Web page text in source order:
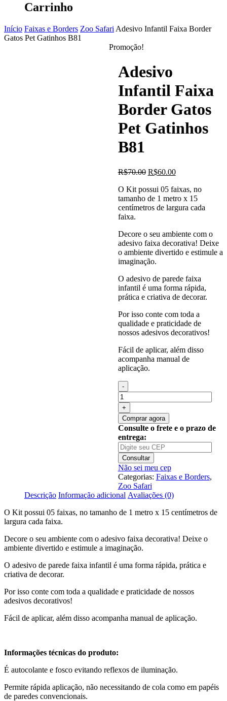
Carrinho
Início Faixas e Borders Zoo Safari Adesivo Infantil Faixa Border
Gatos Pet Gatinhos B81
Promoção!
Adesivo
Infantil Faixa
Border Gatos
Pet Gatinhos
B81
R$70.00 O
original
era:
R$70.00.
R$60.00O
atual
é:
R$60.00.
O Kit possui 05 faixas, no
tamanho de 1 metro x 15
centímetros de largura cada
faixa.
Decore o seu ambiente com o
adesivo faixa decorativa! Deixe
o ambiente divertido e estimule a
imaginação.
O adesivo de parede faixa
infantil é uma forma rápida,
prática e criativa de decorar.
Por isso conte com toda a
qualidade e praticidade de
nossos adesivos decorativos!
Fácil de aplicar, além disso
acompanha manual de
aplicação.
Quantidade
de
Adesivo
Infantil
Faixa
Border
Gatos
Pet
Gatinhos
B81
Comprar agora
Consulte o frete e o prazo de
entrega:
Consultar
Não sei meu cep
Categorias: Faixas e Borders,
Zoo Safari
Descrição Informação adicional Avaliações (0)
O Kit possui 05 faixas, no tamanho de 1 metro x 15 centímetros de
largura cada faixa.
Decore o seu ambiente com o adesivo faixa decorativa! Deixe o
ambiente divertido e estimule a imaginação.
O adesivo de parede faixa infantil é uma forma rápida, prática e
criativa de decorar.
Por isso conte com toda a qualidade e praticidade de nossos
adesivos decorativos!
Fácil de aplicar, além disso acompanha manual de aplicação.
Informações técnicas do produto:
É autocolante e fosco evitando reflexos de iluminação.
Permite rápida aplicação, não necessitando de cola como em papéis
de paredes convencionais.